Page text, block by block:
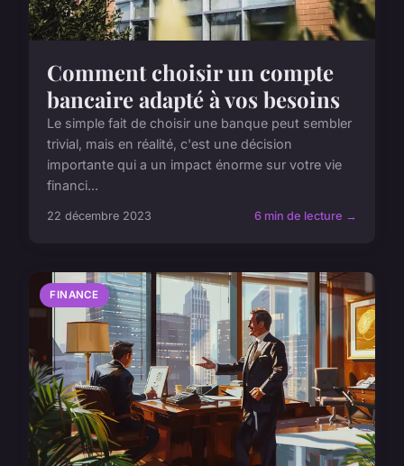
Comment choisir un compte
bancaire adapté à vos besoins
Le simple fait de choisir une banque peut sembler
trivial, mais en réalité, c'est une décision
importante qui a un impact énorme sur votre vie
financi...
22 décembre 2023 6 min de lecture →
FINANCE